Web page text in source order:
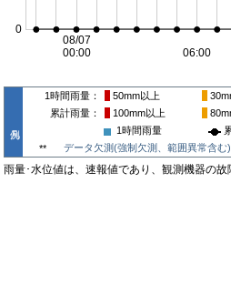
1時間雨量 50mm以上
累計雨量
100mm以上
1時間雨量
**
データ欠測(強制欠測、範囲異常含む)
雨量･水位値は、速報値であり、観測機器の